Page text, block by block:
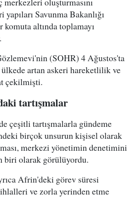
Savunma Bakanlığı
altında toplamayı
(SOHR) 4 Ağustos'ta
ülkede artan askeri hareketlilik ve
çekilmişti.
tartışmalar
çeşitli tartışmalarla gündeme
birçok unsurun kişisel olarak
merkezi yönetimin denetimini
biri olarak görülüyordu.
Afrin'deki görev süresi
ve zorla yerinden etme